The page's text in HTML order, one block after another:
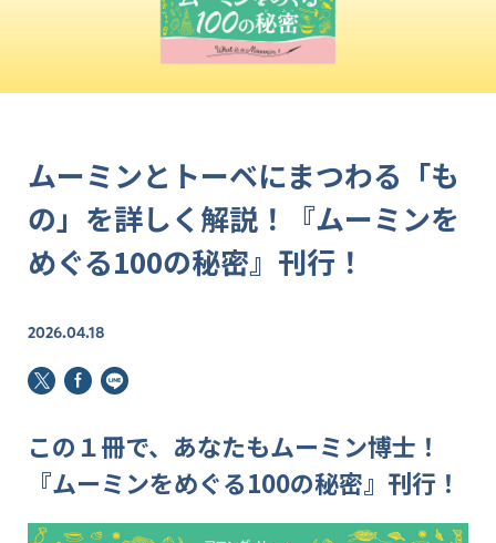
ムーミンとトーベにまつわる「も
の」を詳しく解説！『ムーミンを
めぐる100の秘密』刊行！
2026.04.18
この１冊で、あなたもムーミン博士！
『ムーミンをめぐる100の秘密』刊行！